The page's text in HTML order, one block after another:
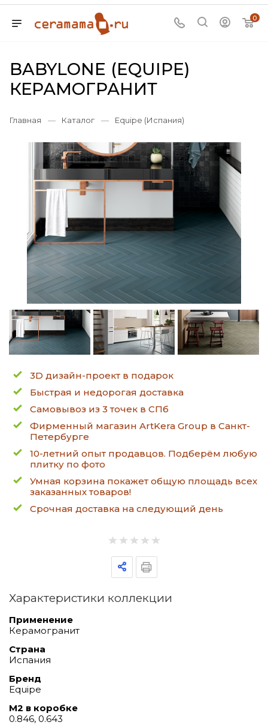
0
BABYLONE (EQUIPE)
КЕРАМОГРАНИТ
Главная — Каталог — Equipe (Испания)
3D дизайн-проект в подарок
Быстрая и недорогая доставка
Самовывоз из 3 точек в СПб
Фирменный магазин ArtKera Group в Санкт-
Петербурге
10-летний опыт продавцов. Подберём любую
плитку по фото
Умная корзина покажет общую площадь всех
заказанных товаров!
Срочная доставка на следующий день
Характеристики коллекции
Применение
Керамогранит
Страна
Испания
Бренд
Equipe
М2 в коробке
0.846, 0.643